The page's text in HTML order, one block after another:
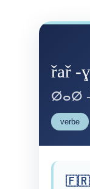
řař -
ⵁⴰⵁ
verbe
🇫🇷